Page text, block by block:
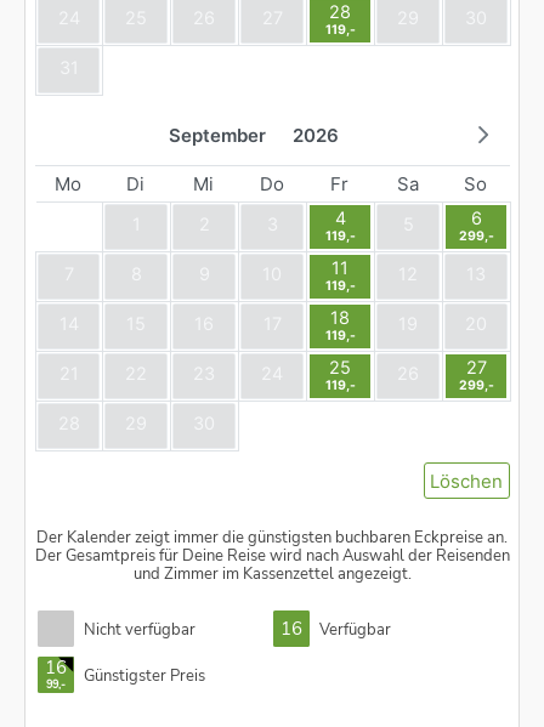
28
119,-
September 2026
Mo Di Mi Do Fr Sa So
4
119,-
6
299,-
11
119,-
18
119,-
25
119,-
27
299,-
Löschen
Der Kalender zeigt immer die günstigsten buchbaren Eckpreise an.
Der Gesamtpreis für Deine Reise wird nach Auswahl der Reisenden
und Zimmer im Kassenzettel angezeigt.
Nicht verfügbar 16 Verfügbar
16
99,- Günstigster Preis